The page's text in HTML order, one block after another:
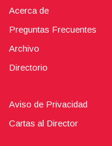
Acerca de
Preguntas Frecuentes
Archivo
Directorio
Aviso de Privacidad
Cartas al Director